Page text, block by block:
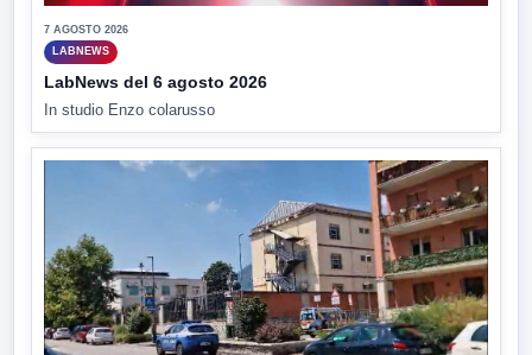
7 AGOSTO 2026
LABNEWS
LabNews del 6 agosto 2026
In studio Enzo colarusso